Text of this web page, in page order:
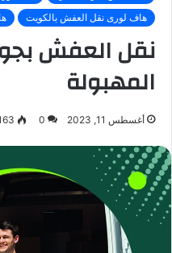
هاف لورى نقل العفش بالكويت
نقل العفش
المهبولة
أغسطس 11, 2023 0